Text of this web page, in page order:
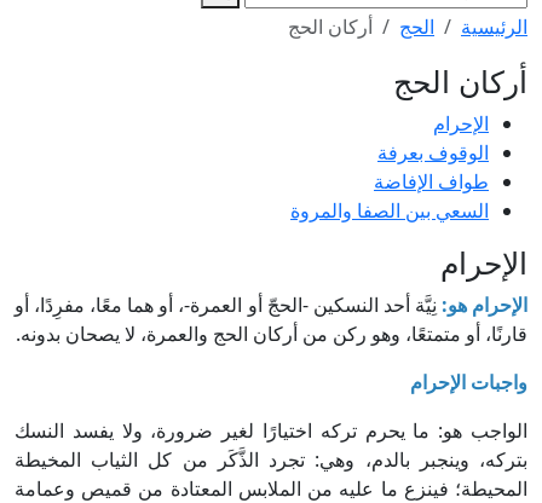
الرئيسية الحج أركان الحج
أركان الحج
الإحرام
الوقوف بعرفة
طواف الإفاضة
السعي بين الصفا والمروة
الإحرام
الإحرام هو: نِيَّة أحد النسكين -الحجّ أو العمرة-، أو هما معًا، مفرِدًا، أو
قارنًا، أو متمتعًا، وهو ركن من أركان الحج والعمرة، لا يصحان بدونه.
واجبات الإحرام
الواجب هو: ما يحرم تركه اختيارًا لغير ضرورة، ولا يفسد النسك
بتركه، وينجبر بالدم، وهي: تجرد الذَّكَر من كل الثياب المخيطة
المحيطة؛ فينزع ما عليه من الملابس المعتادة من قميص وعمامة